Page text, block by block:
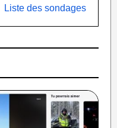
Liste des sondages